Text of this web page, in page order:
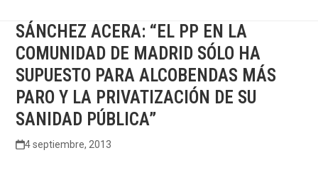
SÁNCHEZ ACERA: “EL PP EN LA
COMUNIDAD DE MADRID SÓLO HA
SUPUESTO PARA ALCOBENDAS MÁS
PARO Y LA PRIVATIZACIÓN DE SU
SANIDAD PÚBLICA”
4 septiembre, 2013